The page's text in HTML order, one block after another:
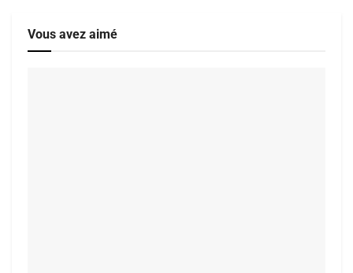
Vous avez aimé